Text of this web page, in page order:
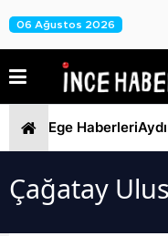
06 Ağustos 2026
Ege Haberleri
Çağatay